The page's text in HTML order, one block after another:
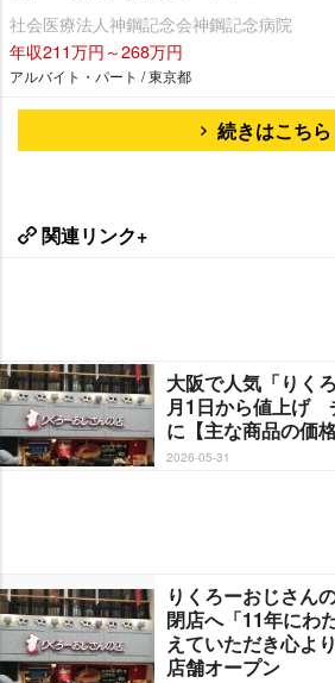
社会医療法人神鋼記念会神鋼記念病院
年収211万円～268万円
アルバイト・パート / 東京都
続きはこちら
関連リンク+
大阪で人気「りく
月1日から値上げ
に【主な商品の価
2026-05-31
りくろーおじさん
閉店へ「11年にわ
えていただき心よ
店舗オープン